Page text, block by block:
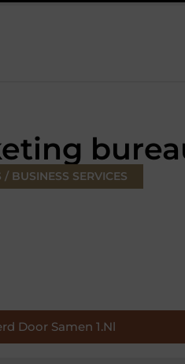
/ BUSINESS SERVICES
Door Samen 1.nl